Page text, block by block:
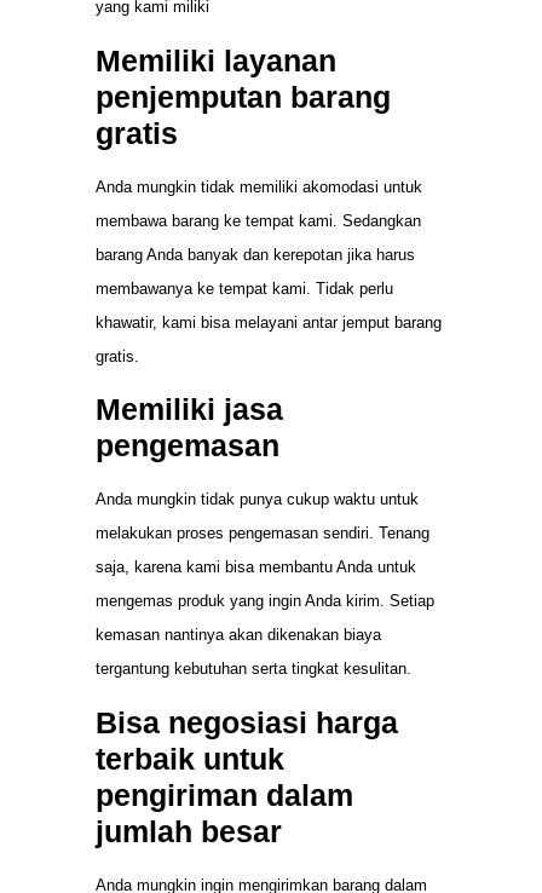
yang kami miliki
Memiliki layanan
penjemputan barang
gratis
Anda mungkin tidak memiliki akomodasi untuk
membawa barang ke tempat kami. Sedangkan
barang Anda banyak dan kerepotan jika harus
membawanya ke tempat kami. Tidak perlu
khawatir, kami bisa melayani antar jemput barang
gratis.
Memiliki jasa
pengemasan
Anda mungkin tidak punya cukup waktu untuk
melakukan proses pengemasan sendiri. Tenang
saja, karena kami bisa membantu Anda untuk
mengemas produk yang ingin Anda kirim. Setiap
kemasan nantinya akan dikenakan biaya
tergantung kebutuhan serta tingkat kesulitan.
Bisa negosiasi harga
terbaik untuk
pengiriman dalam
jumlah besar
Anda mungkin ingin mengirimkan barang dalam